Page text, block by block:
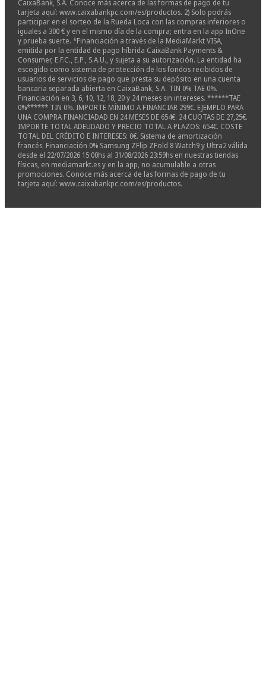
CaixaBank, S.A. Conoce más acerca de las formas de pago de tu
tarjeta aquí: www.caixabankpc.com/es/productos. 2) Solo podrás
participar en el sorteo de la Rueda Loca con las compras inferiores o
iguales a 300 € y en el mismo día de la compra; entra en la app InOne
y prueba suerte. *Financiación a través de la MediaMarkt VISA,
emitida por la entidad de pago híbrida CaixaBank Payments &
Consumer, E.F.C., E.P., S.A.U., y sujeta a su autorización. La entidad ha
escogido como sistema de protección de los fondos recibidos de
usuarios de servicios de pago que presta su depósito en una cuenta
bancaria separada abierta en CaixaBank, S.A. TIN 0% TAE 0%.
Financiación en 3, 6, 10, 12, 18, 20 y 24 meses sin intereses. ******TAE
0%****** TIN 0%. IMPORTE MÍNIMO A FINANCIAR 299€. EJEMPLO PARA
UNA COMPRA FINANCIADAD EN 24 MESES DE 654€. 24 CUOTAS DE 27,25€.
IMPORTE TOTAL ADEUDADO Y PRECIO TOTAL A PLAZOS: 654€. COSTE
TOTAL DEL CRÉDITO E INTERESES: 0€. Sistema de amortización
francés. Financiación 0% Samsung ZFlip ZFold 8 Watch9 y Ultra2 válida
desde el 22/07/2026 15:00hs al 31/08/2026 23:59hs en nuestras tiendas
físicas, en mediamarkt.es y en la app, no acumulable a otras
promociones. Conoce más acerca de las formas de pago de tu
tarjeta aquí: www.caixabankpc.com/es/productos.